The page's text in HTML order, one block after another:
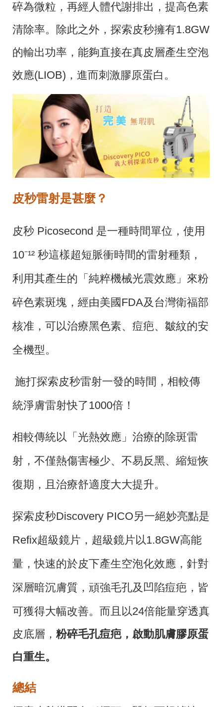
碎為微粒，再經人體代謝排出，提高色素
清除率。除此之外，探索皮秒擁有1.8GW
的輸出功率，能夠直接在真皮層產生空泡
效應(LIOB)，進而刺激膠原蛋白。
皮秒雷射是甚麼？
皮秒 Picosecond 是一種時間單位，使用
10⁻¹² 秒這樣超短脈衝時間的雷射種類，
利用其產生的「純粹機械光震效應」來粉
碎色素斑塊，經由美國FDA及台灣衛福部
核准，可以治療黑色素、痘疤、皺紋的安
全機型。
施打探索皮秒雷射一發的時間，相較傳
統淨膚雷射快了1000倍！
相較傳統以「光熱效應」治療的除斑雷
射，不僅熱傷害極少、不易反黑、縮短恢
復期，且治療舒適度大大提升。
探索皮秒Discovery PICO另一絕妙亮點是
Refix超級鏡片，超級鏡片以1.8GW高能
量，快速的於皮下產生空泡化效應，針對
深層暗沉膚質，頑強毛孔及凹陷痘疤，皆
可獲得大幅改善。 而且以24倍能量穿透真
皮底層， 粉碎毛孔痘疤，啟動肌膚膠原蛋
白重生。
總結